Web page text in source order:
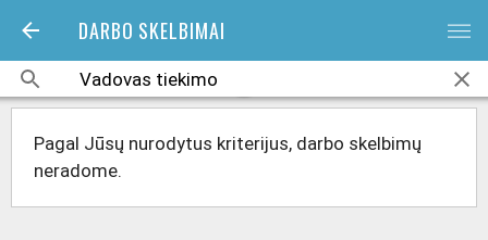
DARBO SKELBIMAI bars
Pagal Jūsų nurodytus kriterijus, darbo skelbimų
neradome.